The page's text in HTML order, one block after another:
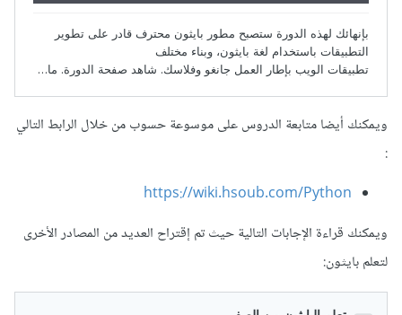
ويمكنك أيضا متابعة الدروس على موسوعة حسوب من خلال الرابط التالي
https://wiki.hsoub.com/Python
ويمكنك قراءة الإجابات التالية حيث تم إقتراح العديد من المصادر الأخرى
لتعلم بايثون: